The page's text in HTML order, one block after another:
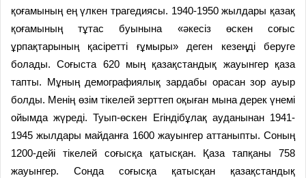
қоғамының ең үлкен трагедиясы. 1940-1950 жылдары қазақ
қоғамының тұтас буынына «әкесіз өскен соғыс
ұрпақтарының қасіретті ғұмыры» деген кезеңді беруге
болады. Соғыста 620 мың қазақстандық жауынгер қаза
тапты. Мұның демографиялық зардабы орасан зор ауыр
болды. Менің өзім тікелей зерттеп оқыған мына дерек үнемі
ойымда жүреді. Туып-өскен Егіндібұлақ ауданынан 1941-
1945 жылдары майданға 1600 жауынгер аттаныпты. Соның
1200-дейі тікелей соғысқа қатысқан. Қаза тапқаны 758
жауынгер. Сонда соғысқа қатысқан қазақстандық